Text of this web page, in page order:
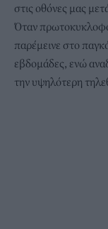
στις οθόνες μας
Όταν
παρέμεινε στο
εβδομάδες, ενώ
την υψηλότερη